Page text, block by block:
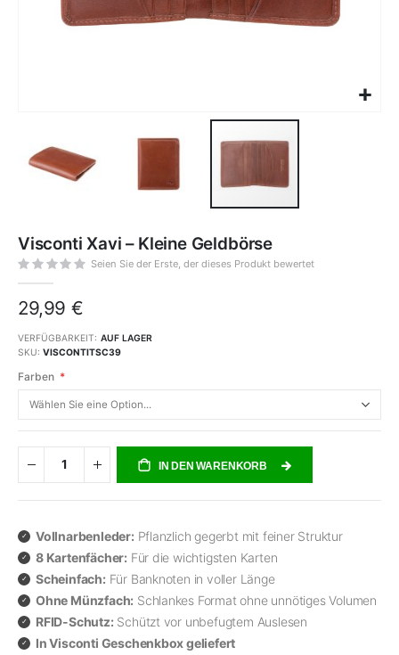
der
Bildgalerie
springen
Visconti Xavi – Kleine Geldbörse
Seien Sie der Erste, der dieses Produkt bewertet
29,99 €
VERFÜGBARKEIT: AUF LAGER
SKU VISCONTITSC39
Farben
IN DEN WARENKORB
Vollnarbenleder: Pflanzlich gegerbt mit feiner Struktur
8 Kartenfächer: Für die wichtigsten Karten
Scheinfach: Für Banknoten in voller Länge
Ohne Münzfach: Schlankes Format ohne unnötiges Volumen
RFID-Schutz: Schützt vor unbefugtem Auslesen
In Visconti Geschenkbox geliefert